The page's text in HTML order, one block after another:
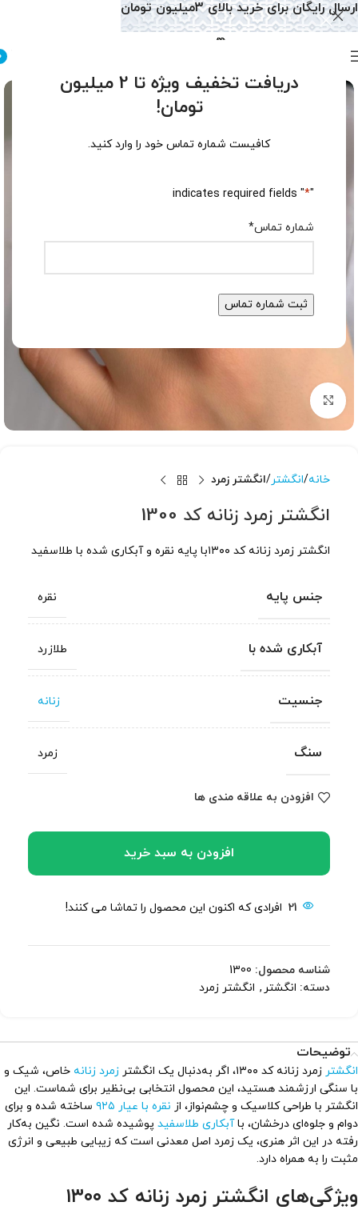
دریافت تخفیف ویژه تا 2 میلیون
تومان!
کافیست شماره تماس خود را وارد کنید.
"
*
" indicates required fields
شماره تماس*
برای بزرگنمایی کلیک کنید
خانه انگشتر انگشتر زمرد
انگشتر زمرد زنانه کد 1300
انگشتر زمرد زنانه کد ۱۳۰۰با پایه نقره و آبکاری شده با طلاسفید
جنس پایه نقره
آبکاری شده با طلازرد
جنسیت زنانه
سنگ زمرد
افزودن به علاقه مندی ها
افزودن به سبد خرید
21 افرادی که اکنون این محصول را تماشا می کنند!
شناسه محصول: 1300
دسته: انگشتر , انگشتر زمرد
توضیحات
انگشتر زمرد زنانه کد ۱۳۰۰، اگر به‌دنبال یک انگشتر زمرد زنانه خاص، شیک و
با سنگی ارزشمند هستید، این محصول انتخابی بی‌نظیر برای شماست. این
انگشتر با طراحی کلاسیک و چشم‌نواز، از نقره با عیار ۹۲۵
ساخته شده و برای
دوام و جلوه‌ای درخشان، باآبکاری طلاسفید پوشیده شده است. نگین به‌کار
رفته در این اثر هنری، یک زمرد اصل معدنی است که زیبایی طبیعی و انرژی
مثبت را به همراه دارد.
ویژگی‌های انگشتر زمرد زنانه کد ۱۳۰۰
ارسال رایگان برای خرید بالای 3میلیون تومان